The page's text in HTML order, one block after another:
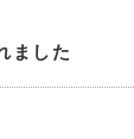
ました